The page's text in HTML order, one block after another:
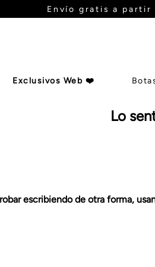
Envío gratis a partir
Exclusivos Web ❤️
Botas De
Mules
Billeteras
Zapatos
Lo
escribiendo de otra forma,